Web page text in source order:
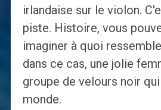
irlandaise sur le violon.
piste. Histoire, vous
imaginer à quoi
dans ce cas, une jolie
groupe de velours noir
monde.